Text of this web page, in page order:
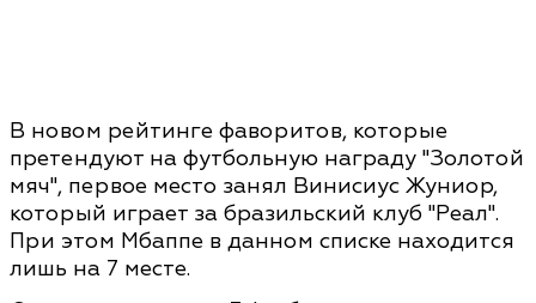
В новом рейтинге фаворитов, которые
претендуют на футбольную награду "Золотой
мяч", первое место занял Винисиус Жуниор,
который играет за бразильский клуб "Реал".
При этом Мбаппе в данном списке находится
лишь на 7 месте.